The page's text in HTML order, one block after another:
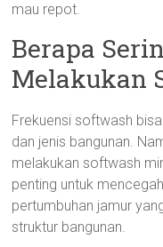
mau repot.
Berapa
Melakukan
Frekuensi softwash
dan jenis bangunan.
melakukan softwash
penting untuk
pertumbuhan jamur
struktur bangunan.